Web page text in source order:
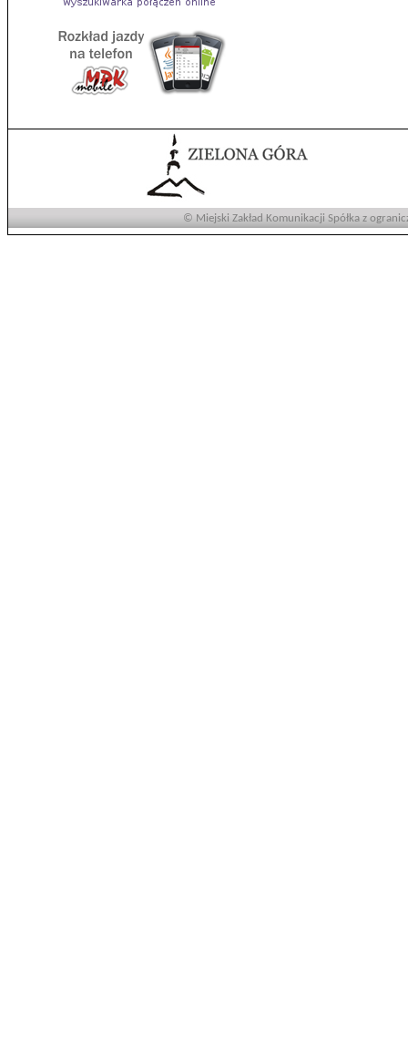
© Miejski Zakład Komunikacji Spółka z